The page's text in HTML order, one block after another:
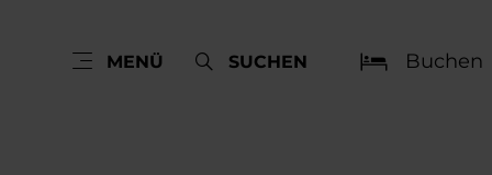
MENÜ SUCHEN Buchen